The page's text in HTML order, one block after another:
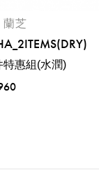
蘭芝
特惠組(水潤)